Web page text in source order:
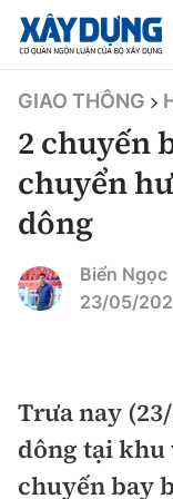
TIN BỘ XÂY DỰNG
CHUYÊN MỤC
Mới nhất
Chính trị
Xã hội
Xây dựng
Chỉ đạo điều
Giao thông
GIAO THÔNG
2 chuyến
chuyển
dông
Biển Ngọc
23/05/
Trưa nay
dông tại khu
chuyến bay